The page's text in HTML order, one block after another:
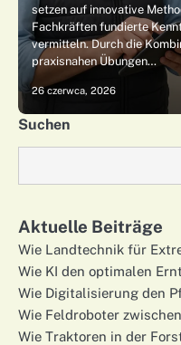
setzen auf innovative
Fachkräften fundierte
vermitteln. Durch die
praxisnahen Übungen…
26 czerwca, 2026
Suchen
Aktuelle Beiträge
Wie Landtechnik für
Wie KI den optimalen
Wie Digitalisierung den
Wie Feldroboter
Wie Traktoren in der